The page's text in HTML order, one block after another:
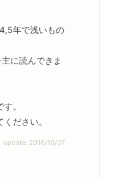
年で浅いもの
に読んできま
。
ださい。
update: 2016/10/07